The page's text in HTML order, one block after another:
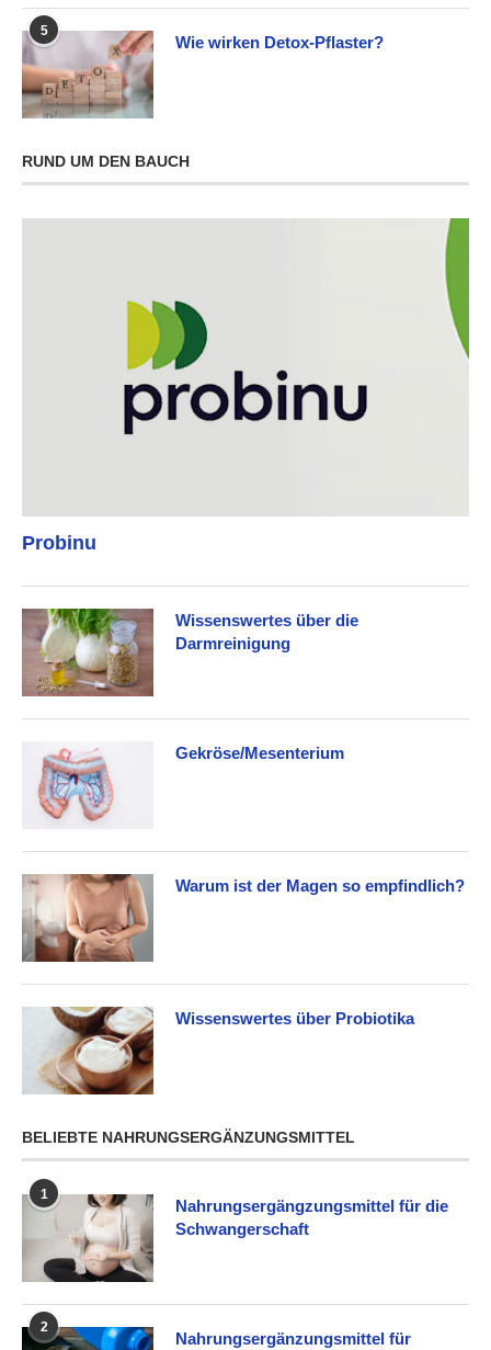
5
Wie wirken Detox-Pflaster?
RUND UM DEN BAUCH
Probinu
Wissenswertes über die
Darmreinigung
Gekröse/Mesenterium
Warum ist der Magen so empfindlich?
Wissenswertes über Probiotika
BELIEBTE NAHRUNGSERGÄNZUNGSMITTEL
1
Nahrungsergängzungsmittel für die
Schwangerschaft
2
Nahrungsergänzungsmittel für